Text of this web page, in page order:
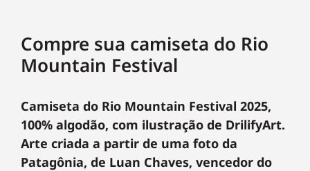
Compre sua camiseta do Rio
Mountain Festival
Camiseta do Rio Mountain Festival 2025,
100% algodão, com ilustração de DrilifyArt.
Arte criada a partir de uma foto da
Patagônia, de Luan Chaves, vencedor do